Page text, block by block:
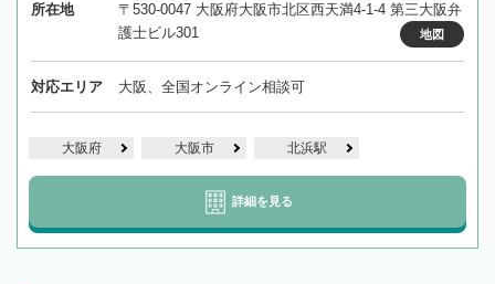
所在地
〒530-0047 大阪府大阪市北区西天満4-1-4 第三大阪弁
護士ビル301
地図
対応エリア 大阪、全国オンライン相談可
大阪府 大阪市 北浜駅
詳細を見る